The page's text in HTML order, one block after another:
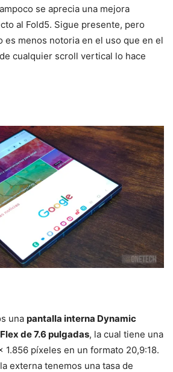
se aprecia una mejora
al Fold5. Sigue presente, pero
es menos notoria en el uso que en el
cualquier scroll vertical lo hace
una pantalla interna Dynamic
de 7.6 pulgadas, la cual tiene una
1.856 píxeles en un formato 20,9:18.
externa tenemos una tasa de